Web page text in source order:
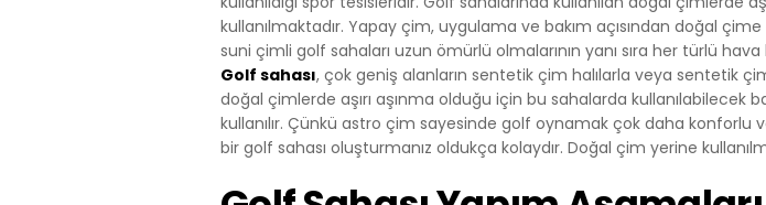
kullanılmaktadır. Yapay çim, uygulama ve bakım açısından doğal
suni çimli golf sahaları uzun ömürlü olmalarının yanı sıra her türlü
Golf sahası, çok geniş alanların sentetik çim halılarla veya sentetik
doğal çimlerde aşırı aşınma olduğu için bu sahalarda kullanılabilecek
kullanılır. Çünkü astro çim sayesinde golf oynamak çok daha
bir golf sahası oluşturmanız oldukça kolaydır. Doğal çim yerine
tarayıcınızı kapatıp sitemize tekrar geldiğinizde
3.2.Kalıcı Çerezler
Bu tür çerezler tercihlerinizi hatırlamak için
depolanır Kalıcı çerezler, sitemizi ziyaret ettiğiniz
bilgisayarınızı yeniden başlattıktan sonra bile saklı
silinene kadar bu çerezler tarayıcınızın alt
Kalıcı çerezlerin bazı türleri; İnternet Sitesini